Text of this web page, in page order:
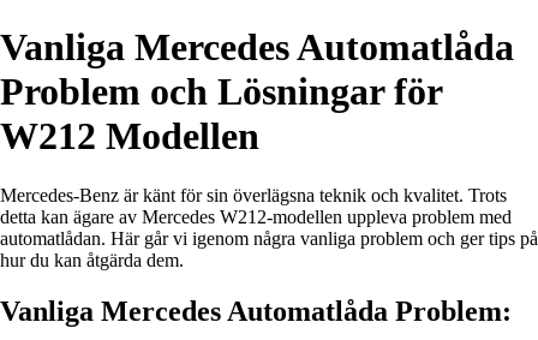
Vanliga Mercedes Automatlåda
Problem och Lösningar för
W212 Modellen
Mercedes-Benz är känt för sin överlägsna teknik och kvalitet. Trots
detta kan ägare av Mercedes W212-modellen uppleva problem med
automatlådan. Här går vi igenom några vanliga problem och ger tips på
hur du kan åtgärda dem.
Vanliga Mercedes Automatlåda Problem: